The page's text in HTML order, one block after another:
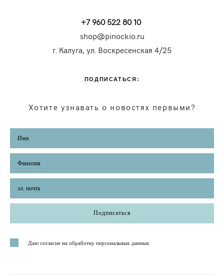
+7 960 522 80 10
shop@pinockio.ru
г. Калуга, ул. Воскресенская 4/25
ПОДПИСАТЬСЯ:
Хотите узнавать о новостях первыми?
Подписаться
Даю согласие на обработку персональных данных